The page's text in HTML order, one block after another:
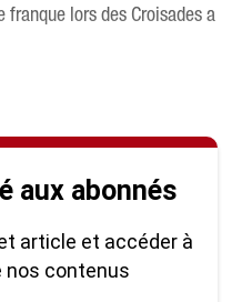
franque lors des Croisades a
aux abonnés
article et accéder à
nos contenus